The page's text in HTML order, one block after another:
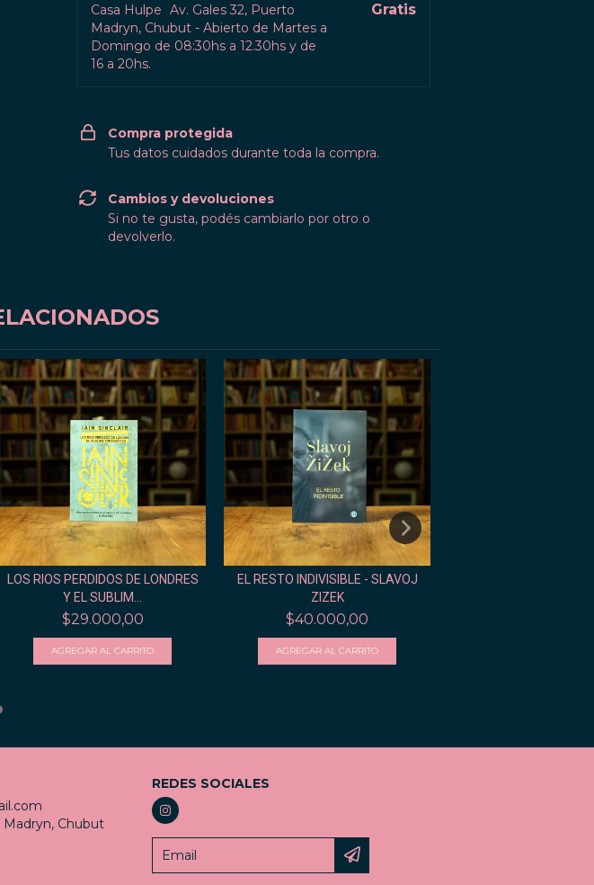
Casa Hulpe Av. Gales 32, Puerto
Madryn, Chubut - Abierto de Martes a
Domingo de 08:30hs a 12.30hs y de
16 a 20hs.
Gratis
Compra protegida
Tus datos cuidados durante toda la compra.
Cambios y devoluciones
Si no te gusta, podés cambiarlo por otro o
devolverlo.
LOS RIOS PERDIDOS DE LONDRES
Y EL SUBLIM...
$29.000,00
EL RESTO INDIVISIBLE - SLAVOJ
ZIZEK
$40.000,00
Madryn, Chubut
REDES SOCIALES